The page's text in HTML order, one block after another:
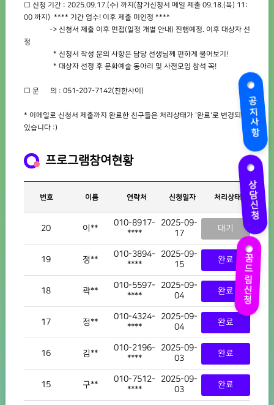
공지사항
상담신청
꿈드림신청
□ 신청 기간 : 2025.09.17.(수) 까지(참가신청서 메일 제출 09.18.(목) 11:
00 까지) **** 기간 엄수! 이후 제출 미인정 ****
-> 신청서 제출 이후 면접(일정 개별 안내) 진행예정. 이후 대상자 선
정
* 신청서 작성 문의 사항은 담당 선생님께 편하게 물어보기!
* 대상자 선정 후 문화예술 동아리 및 사전모임 참석 꼭!
□ 문 의 : 051-207-7142(친한사이)
* 이메일로 신청서 제출까지 완료한 친구들은 처리상태가 '완료'로 변경되어
있습니다 :)
프로그램참여현황
번호 이름 연락처 신청일자 처리상태
20 이**
010-8917-
****
2025-09-
17
대기
19 정**
010-3894-
****
2025-09-
15
완료
18 곽**
010-5597-
****
2025-09-
04
완료
17 정**
010-4324-
****
2025-09-
04
완료
16 김**
010-2196-
****
2025-09-
03
완료
15 구**
010-7512-
****
2025-09-
03
완료